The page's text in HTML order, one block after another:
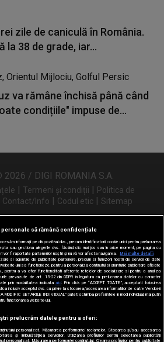
zile de caniculă în România.
la 38 de grade, iar...
va rămâne închisă până când
condițiile" impuse de...
/ DIGI ROMANIA S.A.
| Termeni și condiții | Politica de
Contact/Info | Codul etic | Sitemap
ne și pe
personale să rămână confidențiale
informații pe dispozitivul dvs., precum identificatorii cookie unici pentru prelucrarea
sau gestiona alegerile dvs. făcând clic mai jos sau în orice moment, pe pagina cu
vor fi raportate partenerilor noștri și nu vă vor afecta navigarea.
Mai multe detalii
si agentiile de publicitate partenere, precum si furnizorii nostri de servicii de date
ului sa functioneze, pentru a personaliza continutul si anunturile publicitare afisate
pentru a va oferi functionalitati aferente retelelor de socializare si pentru a analiza
prevazute de art. 15-22 din GDPR in legatura cu prelucrarea datelor cu caracter
prin modalitatea indicata aici. Prin click pe “ACCEPT TOATE”, acceptati folosirea
inclusiv acceptul dvs. cu privire la stocarea/accesarea informatiilor de catre Vendor-ii
MODIFIC SETARILE INDIVIDUAL” puteti schimba preferintele in mod individual, mai putin
functionarea website-ului.
prelucrăm datele pentru a oferi:
personalizat. Măsurarea performanței reclamelor. Stocarea și/sau accesarea
și îmbunătățirea serviciilor. Utilizarea profilurilor pentru selectarea publicității
personalizat. Măsurarea performanței conținutului. Crearea profilurilor pentru publicitate